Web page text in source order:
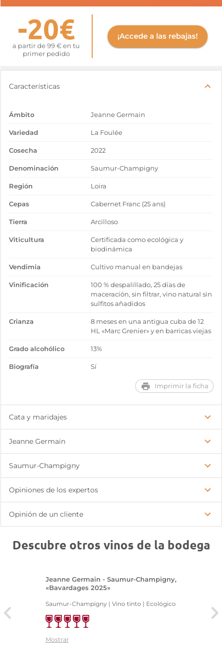
-20€
a partir de 99 € en tu
primer pedido
¡Accede a las rebajas!
Características
Ámbito Jeanne Germain
Variedad La Foulée
Cosecha 2022
Denominación Saumur-Champigny
Región Loira
Cepas Cabernet Franc (25 ans)
Tierra Arcilloso
Viticultura
Certificada como ecológica y
biodinámica
Vendimia Cultivo manual en bandejas
Vinificación
100 % despalillado, 25 días de
maceración, sin filtrar, vino natural sin
sulfitos añadidos
Crianza
8 meses en una antigua cuba de 12
HL «Marc Grenier» y en barricas viejas
Grado alcohólico 13%
Biografía Sí
Imprimir la ficha
Cata y maridajes
Jeanne Germain
Saumur-Champigny
Opiniones de los expertos
Opinión de un cliente
Descubre otros vinos de la bodega
Jeanne Germain - Saumur-Champigny,
«Bavardages 2025»
Saumur-Champigny | Vino tinto | Ecológico
Mostrar